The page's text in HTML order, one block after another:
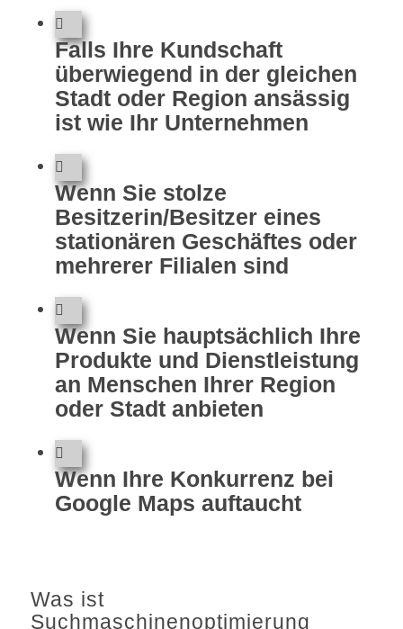
Falls Ihre Kundschaft
überwiegend in der gleichen
Stadt oder Region ansässig
ist wie Ihr Unternehmen
Wenn Sie stolze
Besitzerin/Besitzer eines
stationären Geschäftes oder
mehrerer Filialen sind
Wenn Sie hauptsächlich Ihre
Produkte und Dienstleistung
an Menschen Ihrer Region
oder Stadt anbieten
Wenn Ihre Konkurrenz bei
Google Maps auftaucht
Was ist
Suchmaschinenoptimierung